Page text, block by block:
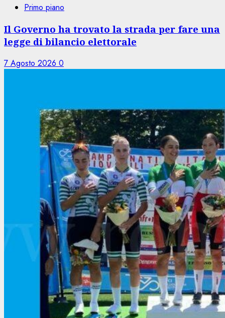
Primo piano
Il Governo ha trovato la strada per fare una
legge di bilancio elettorale
7 Agosto 2026 0